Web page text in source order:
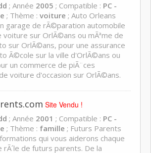
; Année 2005 ; Compatible : PC -
; Thème : voiture ; Auto Orleans
garage de rÃ©paration automobile
voiture sur OrlÃ©ans ou mÃªme de
sur OrlÃ©ans, pour une assurance
Ã©cole sur la ville d'OrlÃ©ans ou
un commerce de piÃ¨ces
voiture d'occasion sur OrlÃ©ans.
Site Vendu !
; Année 2001 ; Compatible : PC -
; Thème : famille ; Futurs Parents
qui vous aiderons chaque
rÃ´le de futurs parents. De la